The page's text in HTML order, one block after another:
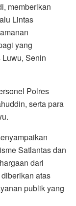
memberikan
Lintas
yang
Senin
Polres
serta para
Satlantas dan
dari
atas
publik yang